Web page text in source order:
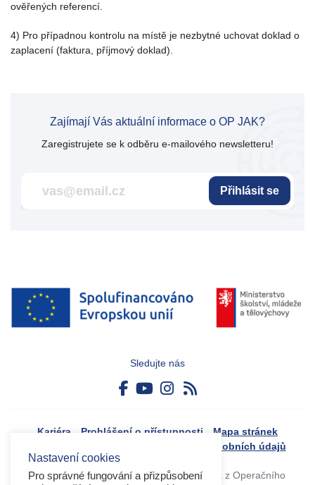
ověřených referencí.
4) Pro případnou kontrolu na místě je nezbytné uchovat doklad o
zaplacení (faktura, příjmový doklad).
Zajímají Vás aktuální informace o OP JAK?
Zaregistrujete se k odběru e-mailového newsletteru!
Přihlásit se
Sledujte nás
Kariéra Prohlášení o přístupnosti
Mapa stránek
Zásady ochrany osobních údajů
Tvorba webového portálu byla financovaná z Operačního
Nastavení cookies
Pro správné fungování a přizpůsobení